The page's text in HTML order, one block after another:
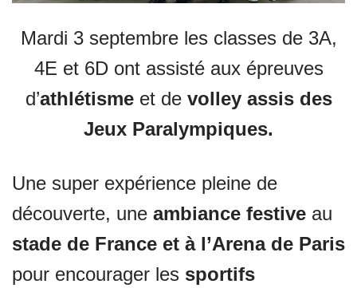
Mardi 3 septembre les classes de 3A,
4E et 6D ont assisté aux épreuves
d’athlétisme et devolley assis des
Jeux Paralympiques.
Une super expérience pleine de
découverte, une ambiance festive au
stade de France et à l’Arena de Paris
pour encourager les sportifs